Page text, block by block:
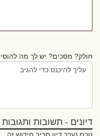
חולק? מסכים? יש לך מה
דיונים - תשובות ותגובות (0)
טרם נערך דיון סביב חידוש זה